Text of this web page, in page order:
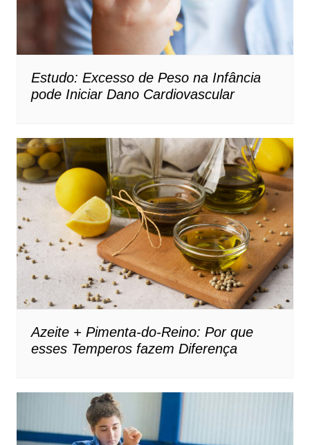
Estudo: Excesso de Peso na Infância
pode Iniciar Dano Cardiovascular
Azeite + Pimenta-do-Reino: Por que
esses Temperos fazem Diferença